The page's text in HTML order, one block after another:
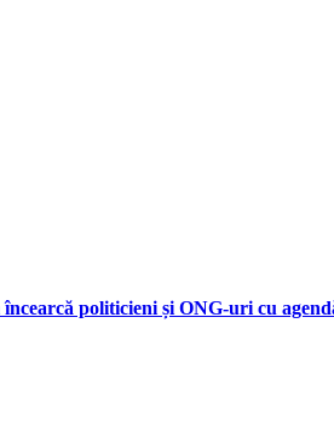
politicieni și ONG-uri cu